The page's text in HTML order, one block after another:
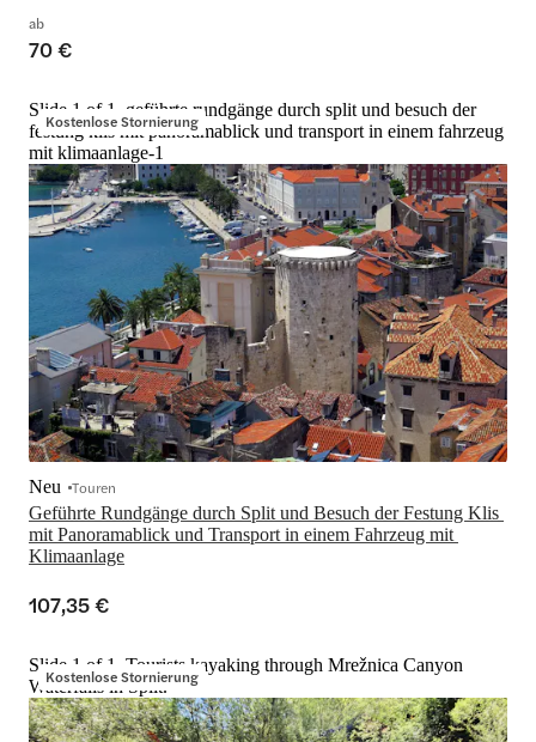
ab
70 €
Kostenlose Stornierung
Slide 1 of 1, geführte rundgänge durch split und besuch der
festung klis mit panoramablick und transport in einem fahrzeug
mit klimaanlage-1
Geführte Rundgänge durch Split und Besuch der Festung Klis
mit Panoramablick und Transport in einem Fahrzeug mit
Klimaanlage
Neu Touren
107,35 €
Kostenlose Stornierung
Slide 1 of 1, Tourists kayaking through Mrežnica Canyon
Waterfalls in Split.